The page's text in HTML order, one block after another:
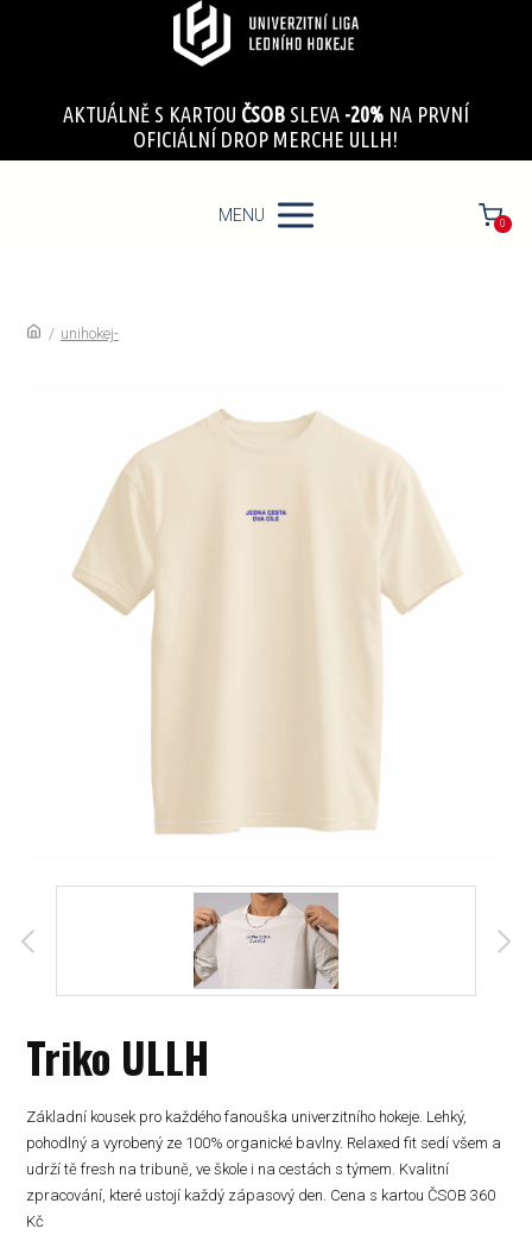
AKTUÁLNĚ S KARTOU ČSOBSLEVA -20%NA PRVNÍ
OFICIÁLNÍ DROP MERCHE ULLH!
MENU 0
/ unihokej-
Triko ULLH
Základní kousek pro každého fanouška univerzitního hokeje. Lehký,
pohodlný a vyrobený ze 100% organické bavlny. Relaxed fit sedí všem a
udrží tě fresh na tribuně, ve škole i na cestách s týmem. Kvalitní
zpracování, které ustojí každý zápasový den. Cena s kartou ČSOB 360
Kč